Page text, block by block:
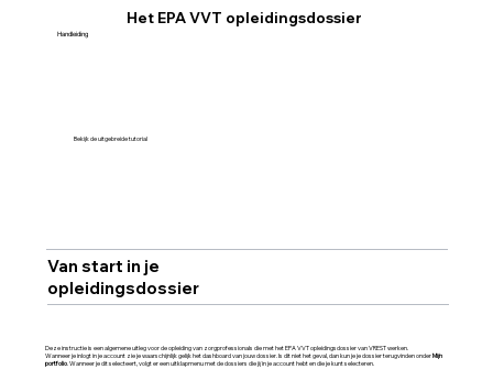
Het EPA VVT opleidingsdossier
Handleiding
Bekijk de uitgebreide tutorial
Van start in je
opleidingsdossier
Deze instructie is een algemene uitleg voor de opleiding van zorgprofessionals die met het EPA VVT opleidingsdossier van VREST werken.
Wanneer je inlogt in je account zie je waarschijnlijk gelijk het dashboard van jouw dossier. Is dit niet het geval, dan kun je je dossier terugvinden onderMijn
portfolio . Wanneer je dit selecteert, volgt er een uitklapmenu met de dossiers die jij in je account hebt en die je kunt selecteren.